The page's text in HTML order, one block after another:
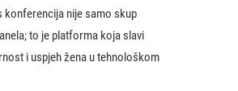
konferencija nije samo skup
to je platforma koja slavi
i uspjeh žena u tehnološkom